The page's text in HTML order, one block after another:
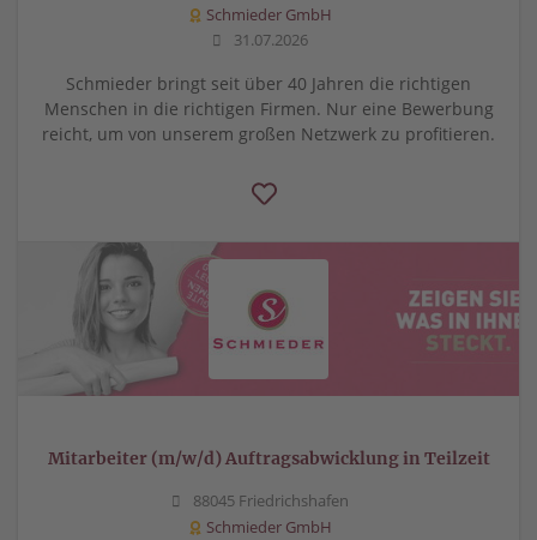
Schmieder GmbH
31.07.2026
Schmieder bringt seit über 40 Jahren die richtigen
Menschen in die richtigen Firmen. Nur eine Bewerbung
reicht, um von unserem großen Netzwerk zu profitieren.
Mitarbeiter (m/w/d) Auftragsabwicklung in Teilzeit
88045 Friedrichshafen
Schmieder GmbH